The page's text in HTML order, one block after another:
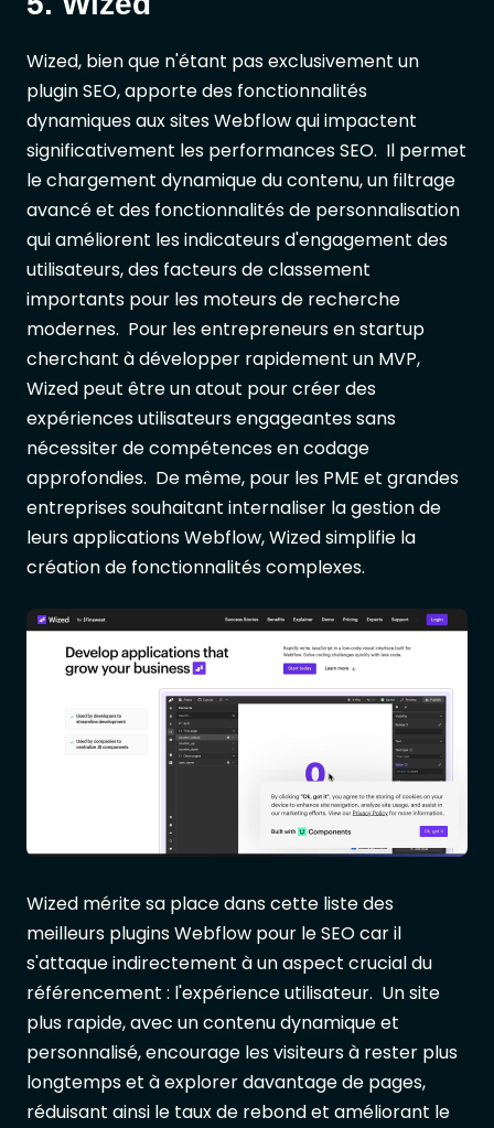
Wized, bien que n'étant pas exclusivement un
plugin SEO, apporte des fonctionnalités
dynamiques aux sites Webflow qui impactent
significativement les performances SEO. Il permet
le chargement dynamique du contenu, un filtrage
avancé et des fonctionnalités de personnalisation
qui améliorent les indicateurs d'engagement des
utilisateurs, des facteurs de classement
importants pour les moteurs de recherche
modernes. Pour les entrepreneurs en startup
cherchant à développer rapidement un MVP,
Wized peut être un atout pour créer des
expériences utilisateurs engageantes sans
nécessiter de compétences en codage
approfondies. De même, pour les PME et grandes
entreprises souhaitant internaliser la gestion de
leurs applications Webflow, Wized simplifie la
création de fonctionnalités complexes.
Wized mérite sa place dans cette liste des
meilleurs plugins Webflow pour le SEO car il
s'attaque indirectement à un aspect crucial du
référencement : l'expérience utilisateur. Un site
plus rapide, avec un contenu dynamique et
personnalisé, encourage les visiteurs à rester plus
longtemps et à explorer davantage de pages,
réduisant ainsi le taux de rebond et améliorant le